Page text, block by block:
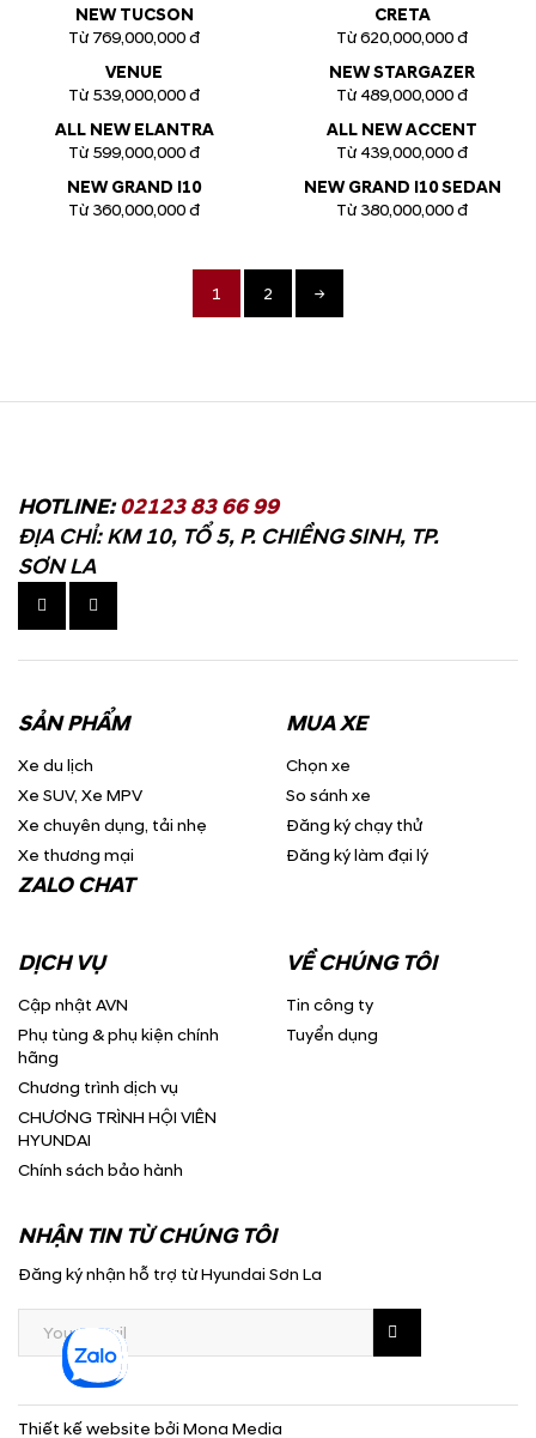
NEW TUCSON
Từ 769,000,000 đ
CRETA
Từ 620,000,000 đ
VENUE
Từ 539,000,000 đ
NEW STARGAZER
Từ 489,000,000 đ
ALL NEW ELANTRA
Từ 599,000,000 đ
ALL NEW ACCENT
Từ 439,000,000 đ
NEW GRAND I10
Từ 360,000,000 đ
NEW GRAND I10 SEDAN
Từ 380,000,000 đ
1 2 →
HOTLINE:02123 83 66 99
ĐỊA CHỈ: KM 10, TỔ 5, P. CHIỀNG SINH, TP.
SƠN LA
SẢN PHẨM
Xe du lịch
Xe SUV, Xe MPV
Xe chuyên dụng, tải nhẹ
Xe thương mại
ZALO CHAT
MUA XE
Chọn xe
So sánh xe
Đăng ký chạy thử
Đăng ký làm đại lý
DỊCH VỤ
Cập nhật AVN
Phụ tùng & phụ kiện chính
hãng
Chương trình dịch vụ
CHƯƠNG TRÌNH HỘI VIÊN
HYUNDAI
Chính sách bảo hành
VỀ CHÚNG TÔI
Tin công ty
Tuyển dụng
NHẬN TIN TỪ CHÚNG TÔI
Đăng ký nhận hỗ trợ từ Hyundai Sơn La
Thiết kế website bởi Mona Media